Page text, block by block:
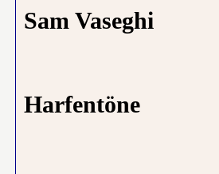
Sam Vaseghi
Harfentöne